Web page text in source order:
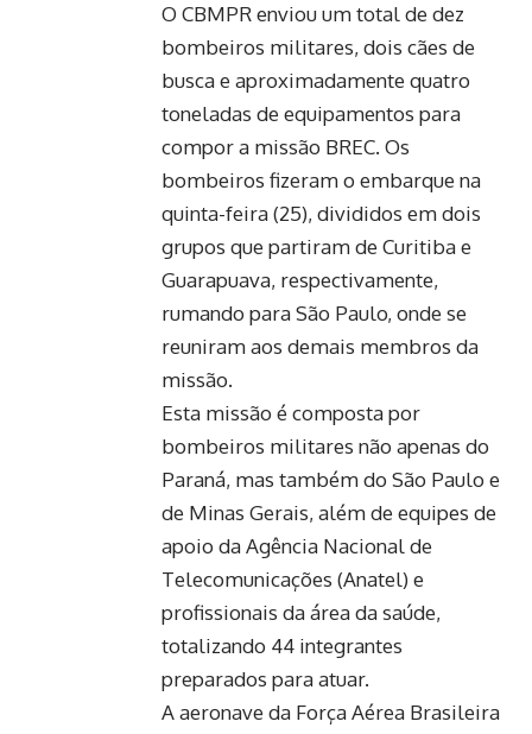
O CBMPR enviou um total de dez
bombeiros militares, dois cães de
busca e aproximadamente quatro
toneladas de equipamentos para
compor a missão BREC. Os
bombeiros fizeram o embarque na
quinta-feira (25), divididos em dois
grupos que partiram de Curitiba e
Guarapuava, respectivamente,
rumando para São Paulo, onde se
reuniram aos demais membros da
missão.
Esta missão é composta por
bombeiros militares não apenas do
Paraná, mas também do São Paulo e
de Minas Gerais, além de equipes de
apoio da Agência Nacional de
Telecomunicações (Anatel) e
profissionais da área da saúde,
totalizando 44 integrantes
preparados para atuar.
A aeronave da Força Aérea Brasileira